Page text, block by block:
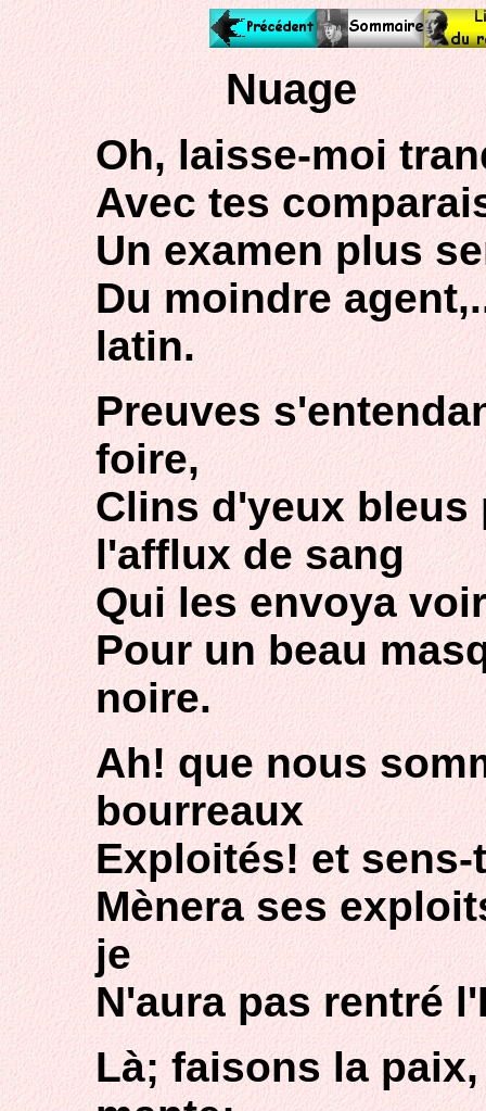
Nuage
Oh, laisse-moi
Avec tes
Un examen plus
Du moindre
latin.
Preuves
foire,
Clins d'yeux bleus
l'afflux de sang
Qui les envoya
Pour un beau
noire.
Ah! que nous
bourreaux
Exploités! et
Mènera ses
je
N'aura pas rentré
Là; faisons la